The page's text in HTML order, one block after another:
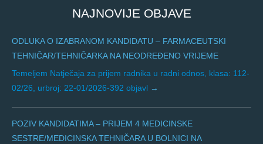
NAJNOVIJE OBJAVE
ODLUKA O IZABRANOM KANDIDATU – FARMACEUTSKI
TEHNIČAR/TEHNIČARKA NA NEODREĐENO VRIJEME
Temeljem Natječaja za prijem radnika u radni odnos, klasa: 112-
02/26, urbroj: 22-01/2026-392 objavl
POZIV KANDIDATIMA – PRIJEM 4 MEDICINSKE
SESTRE/MEDICINSKA TEHNIČARA U BOLNICI NA